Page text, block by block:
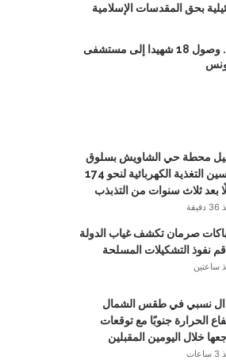
بحق المقدسات الإسلامية
الاحتلال يواصل جرائمه.. وصول 18 شهيدا إلى مستشفى
محطة حي الشاويش بسلوق
وتحسين التغذية الكهربائية لنحو 174
بعد ثلاث سنوات من التذبذب
صرمان تكشف غياب الدولة
نفوذ التشكيلات المسلحة
ساعتين
نسبي في طقس الشمال
الحرارة جنوبًا مع توقعات
خلال اليومين المقبلين